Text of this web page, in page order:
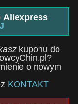
Aliexpress
kuponu do
o nowym
KONTAKT